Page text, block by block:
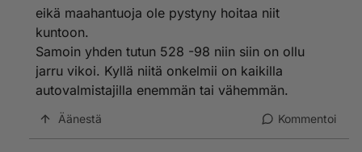
A4:sessa on ollut ongelmia aivan riittämiin kuten
muissakin VAG malleissa.Alfa ei ehkä? panosta siihen
viimeiseen silaukseen niin paljon kuin parhaimmat
(mitkäköhän ne ovat?) vaan panostus näkyy ja tuntuu
aivan muualla tosin viimeisissa malleissa laatuunkin on
panostettu melkoisesti , joka sopii ainakin meikäläiselle
erittäin hyvin eli suht edullisesti :) hyviä vehkeitä joihin
muut eivät pysty vastaamaan samassa hintaluokassa,
eli ykköskriteerini ei ole laatu vaan auto
eikä maahantuoja ole pystyny hoitaa niit
kuntoon.
Samoin yhden tutun 528 -98 niin siin on ollu
jarru vikoi. Kyllä niitä onkelmii on kaikilla
autovalmistajilla enemmän tai vähemmän.
Äänestä Kommentoi